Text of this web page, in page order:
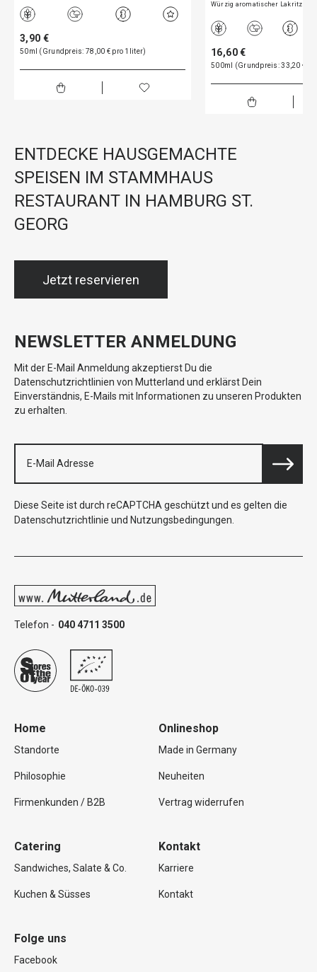
3,90 €
50ml (Grundpreis: 78,00 € pro 1liter)
Würzig aromatischer Lakritz L…
16,60 €
500ml (Grundpreis: 33,20 €
ENTDECKE HAUSGEMACHTE
SPEISEN IM STAMMHAUS
RESTAURANT IN HAMBURG ST.
GEORG
Jetzt reservieren
NEWSLETTER ANMELDUNG
Mit der E-Mail Anmeldung akzeptierst Du die
Datenschutzrichtlinien von Mutterland und erklärst Dein
Einverständnis, E-Mails mit Informationen zu unseren Produkten
zu erhalten.
Diese Seite ist durch reCAPTCHA geschützt und es gelten die
Datenschutzrichtlinie und Nutzungsbedingungen
Telefon - 040 4711 3500
Home
Standorte
Philosophie
Firmenkunden / B2B
Onlineshop
Made in Germany
Neuheiten
Vertrag widerrufen
Catering
Sandwiches, Salate & Co.
Kuchen & Süsses
Kontakt
Karriere
Kontakt
Folge uns
Facebook